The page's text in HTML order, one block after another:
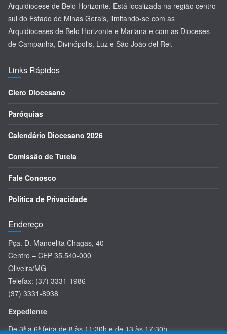
Arquidiocese de Belo Horizonte. Está localizada na região centro-
sul do Estado de Minas Gerais, limitando-se com as
Arquidioceses de Belo Horizonte e Mariana e com as Dioceses
de Campanha, Divinópolis, Luz e São João del Rei.
Links Rápidos
Clero Diocesano
Paróquias
Calendário Diocesano 2026
Comissão de Tutela
Fale Conosco
Política de Privacidade
Endereço
Pça. D. Manoelita Chagas, 40
Centro – CEP 35.540-000
Oliveira/MG
Telefax: (37) 3331-1986
(37) 3331-8938
Expediente
De 3ª a 6ª feira de 8 às 11:30h e de 13 às 17:30h